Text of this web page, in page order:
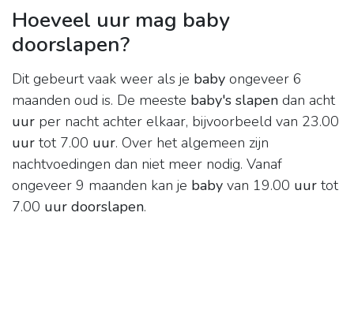
Hoeveel uur mag baby
doorslapen?
Dit gebeurt vaak weer als je baby ongeveer 6
maanden oud is. De meeste baby's slapen dan acht
uur per nacht achter elkaar, bijvoorbeeld van 23.00
uur tot 7.00 uur. Over het algemeen zijn
nachtvoedingen dan niet meer nodig. Vanaf
ongeveer 9 maanden kan je baby van 19.00 uur tot
7.00 uur doorslapen.